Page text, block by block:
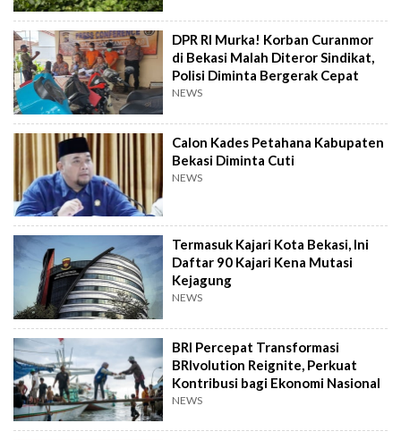
DPR RI Murka! Korban Curanmor
di Bekasi Malah Diteror Sindikat,
Polisi Diminta Bergerak Cepat
NEWS
Calon Kades Petahana Kabupaten
Bekasi Diminta Cuti
NEWS
Termasuk Kajari Kota Bekasi, Ini
Daftar 90 Kajari Kena Mutasi
Kejagung
NEWS
BRI Percepat Transformasi
BRIvolution Reignite, Perkuat
Kontribusi bagi Ekonomi Nasional
NEWS